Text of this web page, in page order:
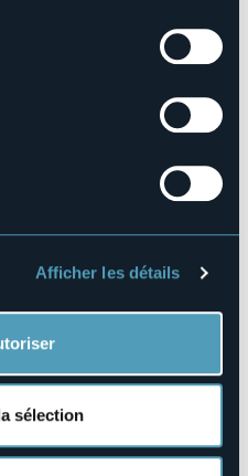
Afficher les détails
sélection